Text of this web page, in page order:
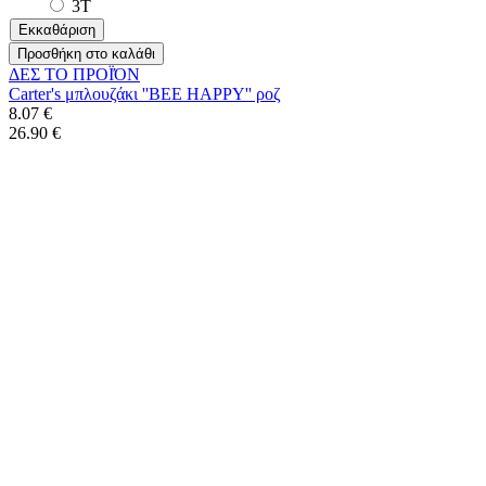
3T
Εκκαθάριση
Προσθήκη στο καλάθι
ΔΕΣ ΤO ΠΡΟΪΌΝ
Carter's μπλουζάκι ''BEE HAPPY'' ροζ
8.07 €
26.90 €